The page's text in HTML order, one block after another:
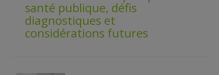
santé publique, défis
diagnostiques et
considérations futures